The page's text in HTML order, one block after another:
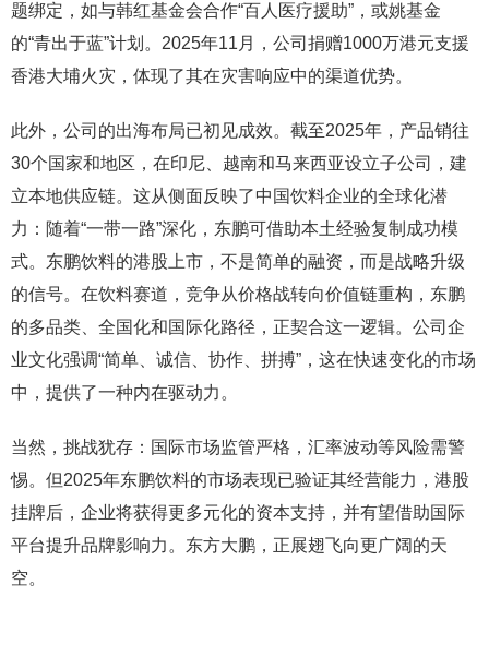
题绑定，如与韩红基金会合作“百人医疗援助”，或姚基金
的“青出于蓝”计划。2025年11月，公司捐赠1000万港元支援
香港大埔火灾，体现了其在灾害响应中的渠道优势。
此外，公司的出海布局已初见成效。截至2025年，产品销往
30个国家和地区，在印尼、越南和马来西亚设立子公司，建
立本地供应链。这从侧面反映了中国饮料企业的全球化潜
力：随着“一带一路”深化，东鹏可借助本土经验复制成功模
式。东鹏饮料的港股上市，不是简单的融资，而是战略升级
的信号。在饮料赛道，竞争从价格战转向价值链重构，东鹏
的多品类、全国化和国际化路径，正契合这一逻辑。公司企
业文化强调“简单、诚信、协作、拼搏”，这在快速变化的市场
中，提供了一种内在驱动力。
当然，挑战犹存：国际市场监管严格，汇率波动等风险需警
惕。但2025年东鹏饮料的市场表现已验证其经营能力，港股
挂牌后，企业将获得更多元化的资本支持，并有望借助国际
平台提升品牌影响力。东方大鹏，正展翅飞向更广阔的天
空。